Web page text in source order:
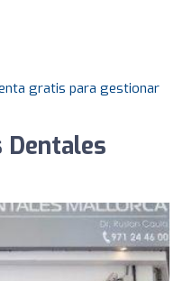
gratis para gestionar
Dentales